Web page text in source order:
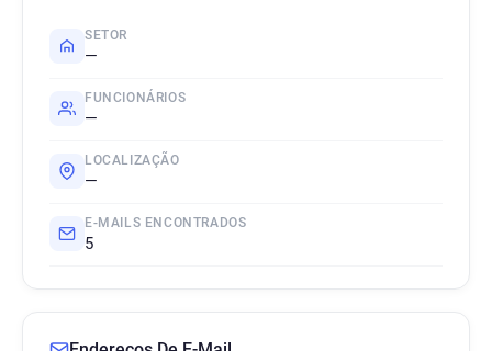
SETOR
—
FUNCIONÁRIOS
—
LOCALIZAÇÃO
—
E-MAILS ENCONTRADOS
5